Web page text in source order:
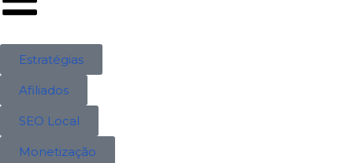
Estratégias
Afiliados
SEO Local
Monetização